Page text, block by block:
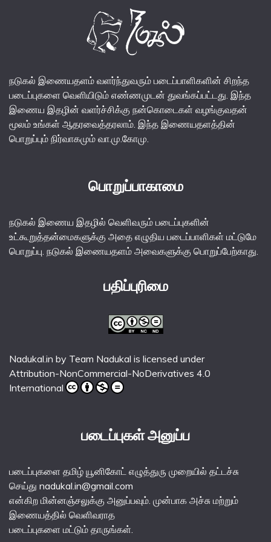
நடுகல் இணையதளம் வளர்ந்துவரும் படைப்பாளிகளின் சிறந்த
படைப்புகளை வெளியிடும் எண்ணமுடன் துவங்கப்பட்டது. இந்த
இணைய இதழின் வளர்ச்சிக்கு நன்கொடைகள் வழங்குவதன்
மூலம் உங்கள் ஆதரவைத்தரலாம். இந்த இணையதளத்தின்
பொறுப்பும் நிர்வாகமும் வா.மு.கோமு.
பொறுப்பாகாமை
நடுகல் இணைய இதழில் வெளிவரும் படைப்புகளின்
உட்கூறுத்தன்மைகளுக்கு அதை எழுதிய படைப்பாளிகள் மட்டுமே
பொறுப்பு. நடுகல் இணையதளம் அவைகளுக்கு பொறுப்பேற்காது.
பதிப்புரிமை
Nadukal.in by Team Nadukal is licensed under
Attribution-NonCommercial-NoDerivatives 4.0
International
படைப்புகள் அனுப்ப
படைப்புகளை தமிழ் யூனிகோட் எழுத்துரு முறையில் தட்டச்சு
செய்து nadukal.in@gmail.com
என்கிற மின்னஞ்சலுக்கு அனுப்பவும். முன்பாக அச்சு மற்றும்
இணையத்தில் வெளிவராத
படைப்புகளை மட்டும் தாருங்கள்.